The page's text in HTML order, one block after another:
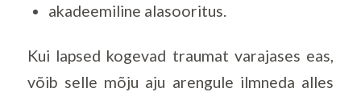
akadeemiline alasooritus.
Kui lapsed kogevad traumat varajases eas,
võib selle mõju aju arengule ilmneda alles